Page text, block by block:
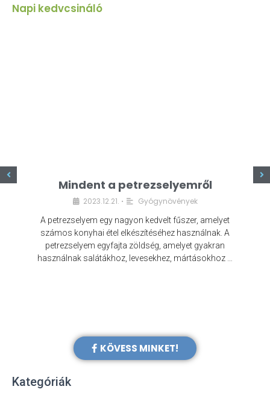
Napi kedvcsináló
Mindent a petrezselyemről
2023.12.21. • Gyógynövények
A petrezselyem egy nagyon kedvelt fűszer, amelyet
számos konyhai étel elkészítéséhez használnak. A
petrezselyem egyfajta zöldség, amelyet gyakran
használnak salátákhoz, levesekhez, mártásokhoz …
KÖVESS MINKET!
Kategóriák